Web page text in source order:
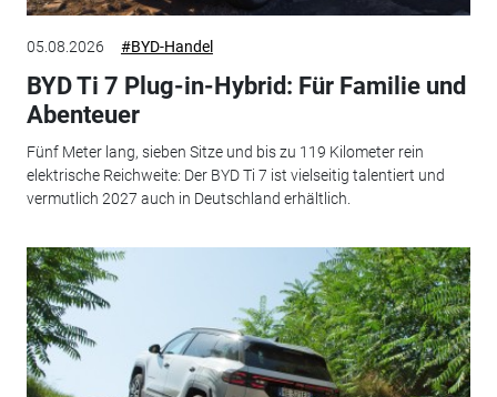
05.08.2026 #BYD-Handel
BYD Ti 7 Plug-in-Hybrid: Für Familie und
Abenteuer
Fünf Meter lang, sieben Sitze und bis zu 119 Kilometer rein
elektrische Reichweite: Der BYD Ti 7 ist vielseitig talentiert und
vermutlich 2027 auch in Deutschland erhältlich.